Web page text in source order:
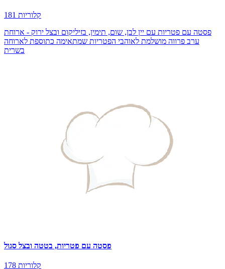
181 קלוריות
פסטה עם פטריות עם יין לבן, שום, תימין, בזיליקום ובצל ירוק - ארוחת
ערב פרווה מושלמת לאוהבי הפטריות שמתאימה כתוספת לארוחה
בשרית
פסטה עם פטריות, בטטה ובצל סגול
178 קלוריות